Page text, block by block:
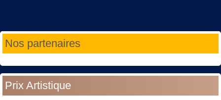
Nos partenaires
Prix Artistique
Année
précédente
Mois
précédent
Année
suivante
Mois
suivant